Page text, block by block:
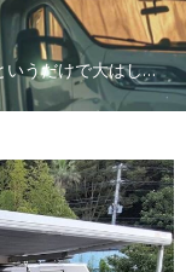
だけで大はしゃぎ